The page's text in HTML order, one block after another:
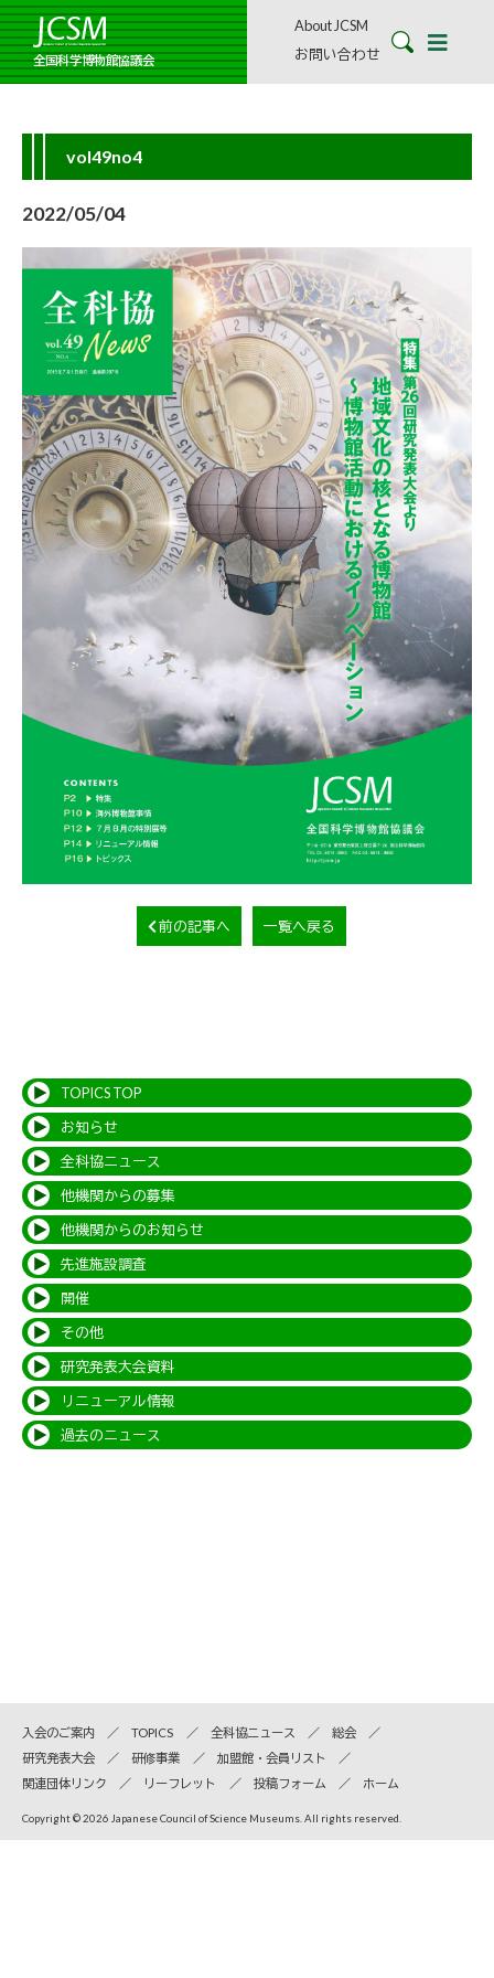
全国科学博物館協議会
About JCSM
お問い合わせ
vol49no4
2022/05/04
前の記事へ 一覧へ戻る
TOPICS TOP
お知らせ
全科協ニュース
他機関からの募集
他機関からのお知らせ
先進施設調査
開催
その他
研究発表大会資料
リニューアル情報
過去のニュース
入会のご案内 TOPICS 全科協ニュース
総会
研究発表大会
研修事業
加盟館・会員リスト
関連団体リンク
リーフレット 投稿フォーム ホーム
Copyright © 2026 Japanese Council of Science Museums. All rights reserved.